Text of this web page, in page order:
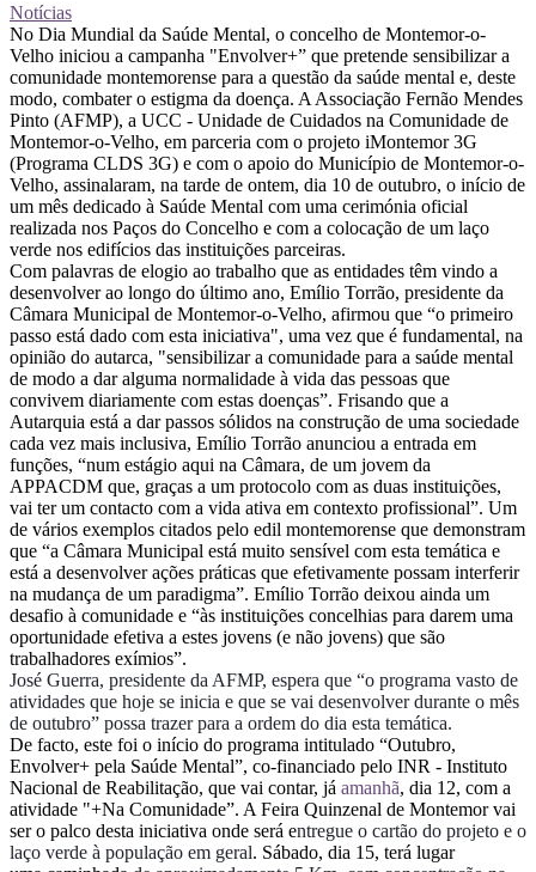
Notícias
No Dia Mundial da Saúde Mental, o concelho de Montemor-o-
Velho iniciou a campanha "Envolver+” que pretende sensibilizar a
comunidade montemorense para a questão da saúde mental e, deste
modo, combater o estigma da doença. A Associação Fernão Mendes
Pinto (AFMP), a UCC - Unidade de Cuidados na Comunidade de
Montemor-o-Velho, em parceria com o projeto iMontemor 3G
(Programa CLDS 3G) e com o apoio do Município de Montemor-o-
Velho, assinalaram, na tarde de ontem, dia 10 de outubro, o início de
um mês dedicado à Saúde Mental com uma cerimónia oficial
realizada nos Paços do Concelho e com a colocação de um laço
verde nos edifícios das instituições parceiras.
Com palavras de elogio ao trabalho que as entidades têm vindo a
desenvolver ao longo do último ano, Emílio Torrão, presidente da
Câmara Municipal de Montemor-o-Velho, afirmou que “o primeiro
passo está dado com esta iniciativa", uma vez que é fundamental, na
opinião do autarca, "sensibilizar a comunidade para a saúde mental
de modo a dar alguma normalidade à vida das pessoas que
convivem diariamente com estas doenças”. Frisando que a
Autarquia está a dar passos sólidos na construção de uma sociedade
cada vez mais inclusiva, Emílio Torrão anunciou a entrada em
funções, “num estágio aqui na Câmara, de um jovem da
APPACDM que, graças a um protocolo com as duas instituições,
vai ter um contacto com a vida ativa em contexto profissional”. Um
de vários exemplos citados pelo edil montemorense que demonstram
que “a Câmara Municipal está muito sensível com esta temática e
está a desenvolver ações práticas que efetivamente possam interferir
na mudança de um paradigma”. Emílio Torrão deixou ainda um
desafio à comunidade e “às instituições concelhias para darem uma
oportunidade efetiva a estes jovens (e não jovens) que são
trabalhadores exímios”.
José Guerra, presidente da AFMP, espera que “o programa vasto de
atividades que hoje se inicia e que se vai desenvolver durante o mês
de outubro” possa trazer para a ordem do dia esta temática.
De facto, este foi o início do programa intitulado “Outubro,
Envolver+ pela Saúde Mental”, co-financiado pelo INR - Instituto
Nacional de Reabilitação, que vai contar, já amanhã, dia 12, com a
atividade "+Na Comunidade”. A Feira Quinzenal de Montemor vai
ser o palco desta iniciativa onde será entregue o cartão do projeto e o
laço verde à população em geral. Sábado, dia 15, terá lugar